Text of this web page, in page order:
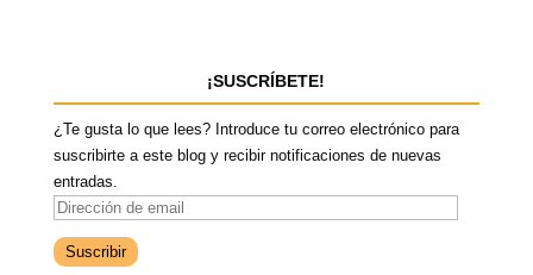
¡SUSCRÍBETE!
¿Te gusta lo que lees? Introduce tu correo electrónico para
suscribirte a este blog y recibir notificaciones de nuevas
entradas.
D
r